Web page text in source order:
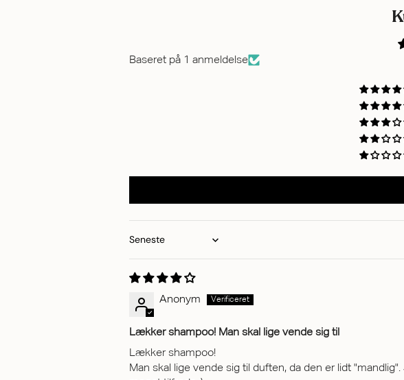
Baseret på 1 anmeldelse
Sort by
Anonym
Lækker shampoo! Man skal lige vende sig til
Lækker shampoo!
Man skal lige vende sig til duften, da den er lidt